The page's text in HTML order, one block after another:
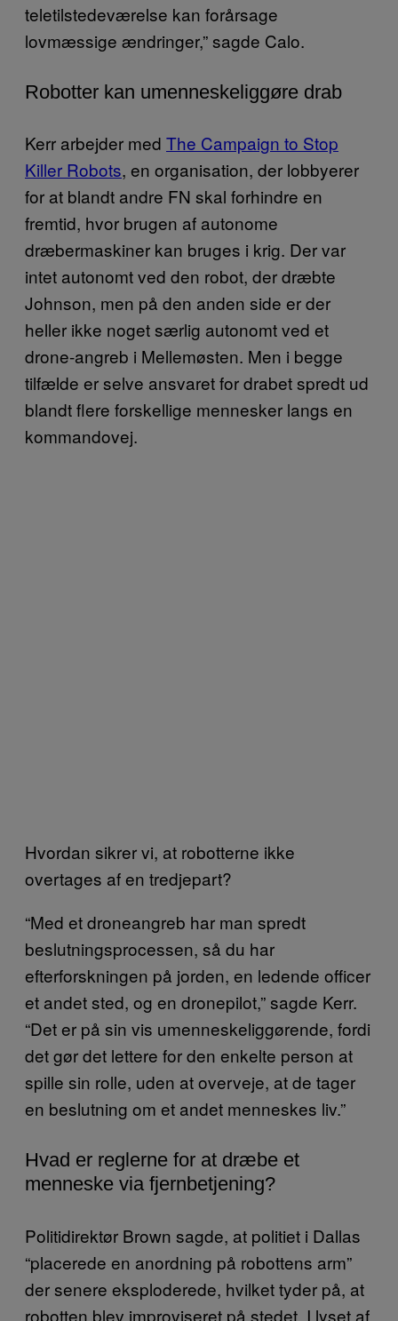
teletilstedeværelse kan forårsage
lovmæssige ændringer,” sagde Calo.
Robotter kan umenneskeliggøre drab
Kerr arbejder med The Campaign to Stop
Killer Robots, en organisation, der lobbyerer
for at blandt andre FN skal forhindre en
fremtid, hvor brugen af autonome
dræbermaskiner kan bruges i krig. Der var
intet autonomt ved den robot, der dræbte
Johnson, men på den anden side er der
heller ikke noget særlig autonomt ved et
drone-angreb i Mellemøsten. Men i begge
tilfælde er selve ansvaret for drabet spredt ud
blandt flere forskellige mennesker langs en
kommandovej.
Hvordan sikrer vi, at robotterne ikke
overtages af en tredjepart?
“Med et droneangreb har man spredt
beslutningsprocessen, så du har
efterforskningen på jorden, en ledende officer
et andet sted, og en dronepilot,” sagde Kerr.
“Det er på sin vis umenneskeliggørende, fordi
det gør det lettere for den enkelte person at
spille sin rolle, uden at overveje, at de tager
en beslutning om et andet menneskes liv.”
Hvad er reglerne for at dræbe et
menneske via fjernbetjening?
Politidirektør Brown sagde, at politiet i Dallas
“placerede en anordning på robottens arm”
der senere eksploderede, hvilket tyder på, at
robotten blev improviseret på stedet. I lyset af